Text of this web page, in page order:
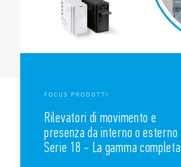
FOCUS PRODOTTI
Rilevatori di movimento e
presenza da interno o esterno
Serie 18 - La gamma completa